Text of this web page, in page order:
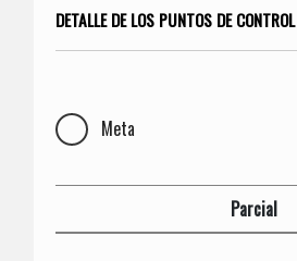
DETALLE DE LOS PUNTOS DE CONTROL
Meta
Parcial